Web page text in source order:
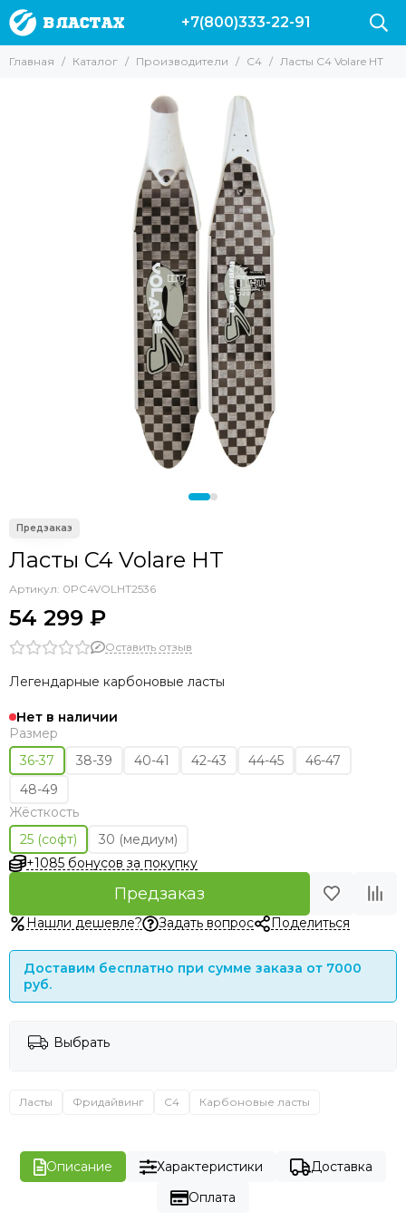
Производители
Armytek
C4
Sarbags
KF
+7(800)333-22-91
Главная Каталог Производители C4 Ласты C4 Volare HT
Ласты C4 Volare HT
Артикул: 0PC4VOLHT2536
54 299 ₽
Оставить отзыв
Легендарные карбоновые ласты
Нет в наличии
Размер
36-37
38-39 40-41 42-43 44-45
46-47
48-49
Жёсткость
25 (софт)
30 (медиум)
+1085 бонусов за покупку
Предзаказ
Нашли дешевле? Задать вопрос Поделиться
Доставим бесплатно при сумме заказа от 7000
руб.
Выбрать
Ласты Фридайвинг C4 Карбоновые ласты
Описание Характеристики
Доставка
Оплата